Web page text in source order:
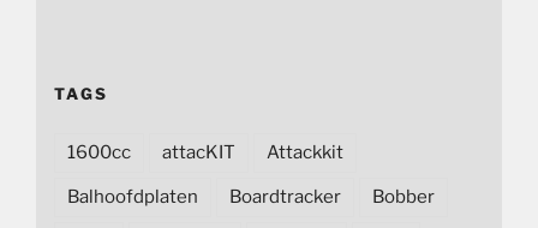
TAGS
1600cc attacKIT Attackkit
Balhoofdplaten Boardtracker Bobber